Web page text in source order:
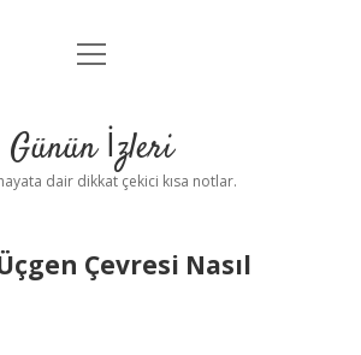
Anasayfa
Yasal Uyarı
menüyü
Günün İzleri
dair dikkat çekici kısa notlar.
Çevresi Nasıl